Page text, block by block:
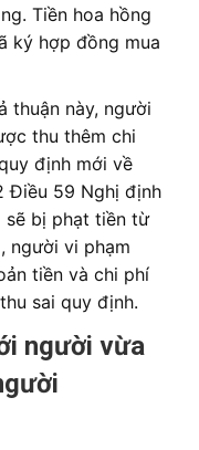
Tiền hoa hồng
ký hợp đồng mua
thuận này, người
thu thêm chi
định mới về
Điều 59 Nghị định
sẽ bị phạt tiền từ
người vi phạm
tiền và chi phí
sai quy định.
người vừa